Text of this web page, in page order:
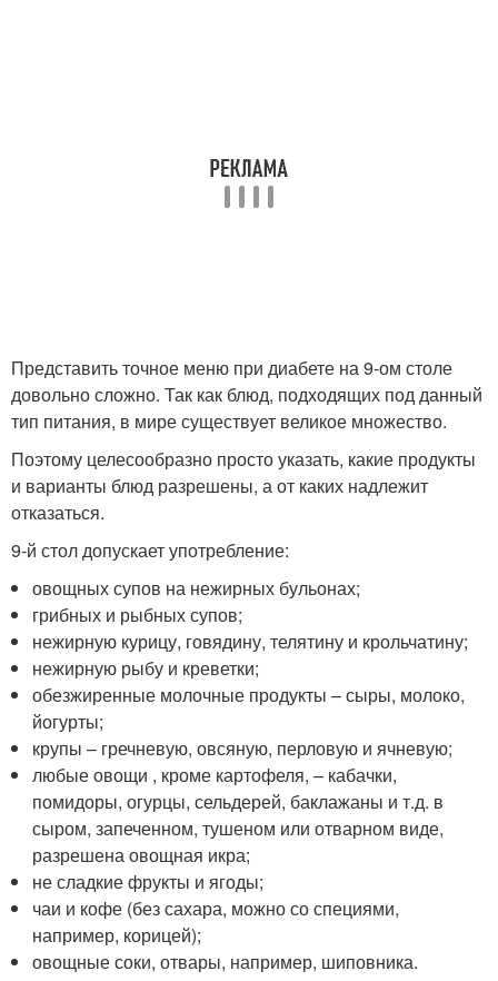
Представить точное меню при диабете на 9-ом столе
довольно сложно. Так как блюд, подходящих под данный
тип питания, в мире существует великое множество.
Поэтому целесообразно просто указать, какие продукты
и варианты блюд разрешены, а от каких надлежит
отказаться.
9-й стол допускает употребление:
овощных супов на нежирных бульонах;
грибных и рыбных супов;
нежирную курицу, говядину, телятину и крольчатину;
нежирную рыбу и креветки;
обезжиренные молочные продукты – сыры, молоко,
йогурты;
крупы – гречневую, овсяную, перловую и ячневую;
любые овощи , кроме картофеля, – кабачки,
помидоры, огурцы, сельдерей, баклажаны и т.д. в
сыром, запеченном, тушеном или отварном виде,
разрешена овощная икра;
не сладкие фрукты и ягоды;
чаи и кофе (без сахара, можно со специями,
например, корицей);
овощные соки, отвары, например, шиповника.